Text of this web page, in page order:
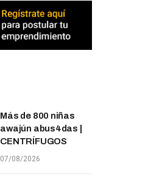
Más de 800 niñas
awajún abus4das |
CENTRÍFUGOS
07/08/2026